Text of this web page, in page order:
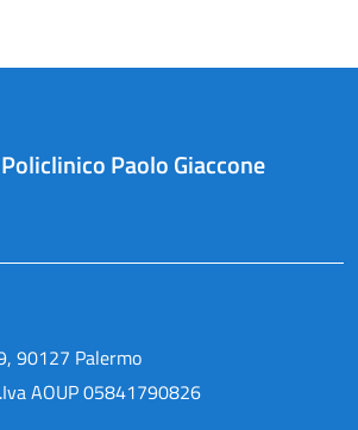
Policlinico Paolo Giaccone
90127 Palermo
AOUP 05841790826